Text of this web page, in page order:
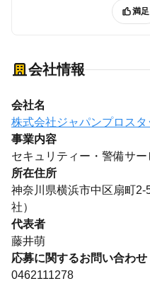
満足
会社情報
会社名
株式会社ジャパンプロスタ
事業内容
セキュリティー・警備サー
所在住所
神奈川県横浜市中区扇町
社）
代表者
藤井萌
応募に関するお問い合わせ
0462111278